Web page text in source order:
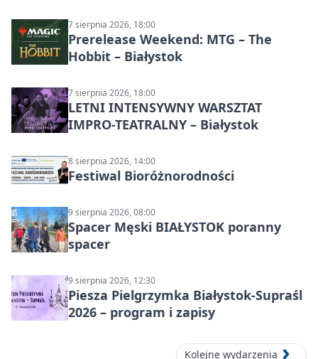
7 sierpnia 2026, 18:00
Prerelease Weekend: MTG – The
Hobbit – Białystok
7 sierpnia 2026, 18:00
LETNI INTENSYWNY WARSZTAT
IMPRO-TEATRALNY – Białystok
8 sierpnia 2026, 14:00
Festiwal Bioróżnorodności
9 sierpnia 2026, 08:00
Spacer Męski BIAŁYSTOK poranny
spacer
9 sierpnia 2026, 12:30
Piesza Pielgrzymka Białystok-Supraśl
2026 – program i zapisy
Kolejne wydarzenia